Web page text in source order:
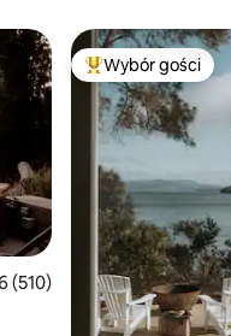
gości
ocena: 4,96 na 5, liczba
(510)
Najpopularniejsze
Wybór gości